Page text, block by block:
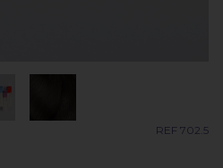
REF 702.5